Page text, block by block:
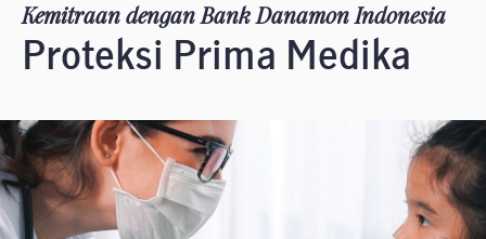
Kemitraan dengan Bank Danamon Indonesia
Proteksi Prima Medika